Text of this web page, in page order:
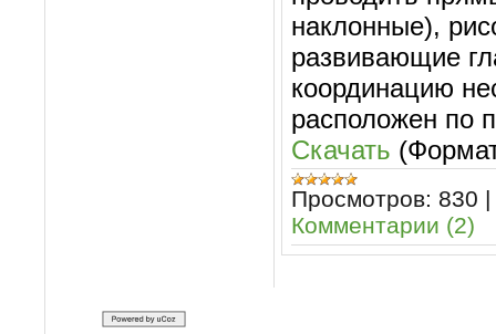
наклонные),
развивающие
координацию
расположен по
Скачать
Просмотров: 830 |
Комментарии (2)